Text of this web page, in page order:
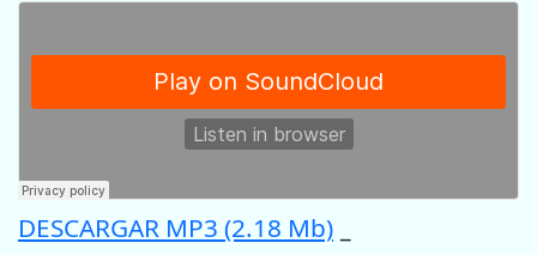
DESCARGAR MP3 (2.18 Mb)–